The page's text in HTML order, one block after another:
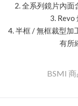
2. 全系列鏡片內面
3. Revo
4. 半框 / 無框裁型加
有所
BSMI